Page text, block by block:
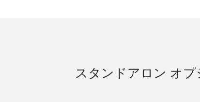
スタンドアロン オ